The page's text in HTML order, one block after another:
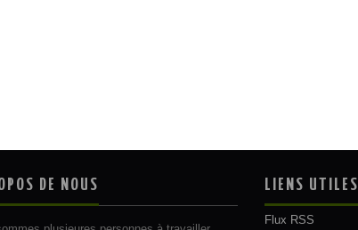
DE NOUS LIENS UTILES
Flux RSS